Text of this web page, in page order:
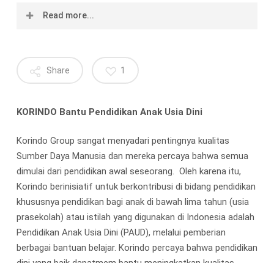
Read more...
peningkatan kualitas kehidupan masyarakat dan
membina hubungan yang baik dengan berbagai
Lewat rilis yang diterima Sindonews, program CSR
tersebut ditujukan untuk warga masyarakat yang
berada wilayah Kecamatan Pancoran, khususnya
kepada BKB PAUD di enam kelurahan seperti
Pengadegan, Pancoran, Rawajati, Cikoko, Duren Tiga,
dan Kalibata di Kecamatan Pancoran, Jakarta Selatan.
Share 1
KORINDO Bantu Pendidikan Anak Usia Dini
Korindo Group sangat menyadari pentingnya kualitas
Sumber Daya Manusia dan mereka percaya bahwa semua
dimulai dari pendidikan awal seseorang. Oleh karena itu,
Korindo berinisiatif untuk berkontribusi di bidang pendidikan
khususnya pendidikan bagi anak di bawah lima tahun (usia
prasekolah) atau istilah yang digunakan di Indonesia adalah
Pendidikan Anak Usia Dini (PAUD), melalui pemberian
berbagai bantuan belajar. Korindo percaya bahwa pendidikan